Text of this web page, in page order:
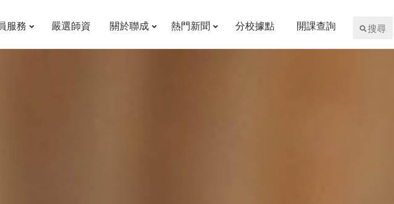
搜尋
開課查詢
分校據點
熱門新聞
關於聯成
嚴選師資
服務